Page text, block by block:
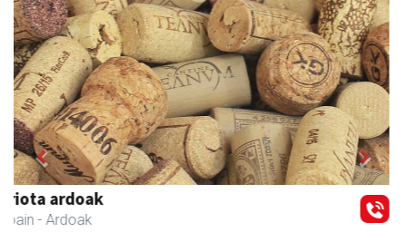
Urpa autobusak
Andoain - Autobusak
Previous Next